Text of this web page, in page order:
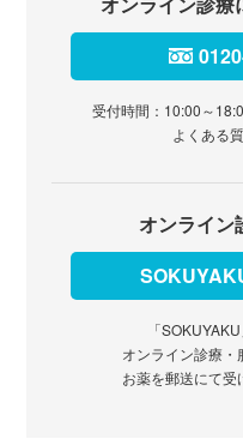
受付時間：10:00～
よくある
オンライン
「
オンライン診療・
お薬を郵送にて